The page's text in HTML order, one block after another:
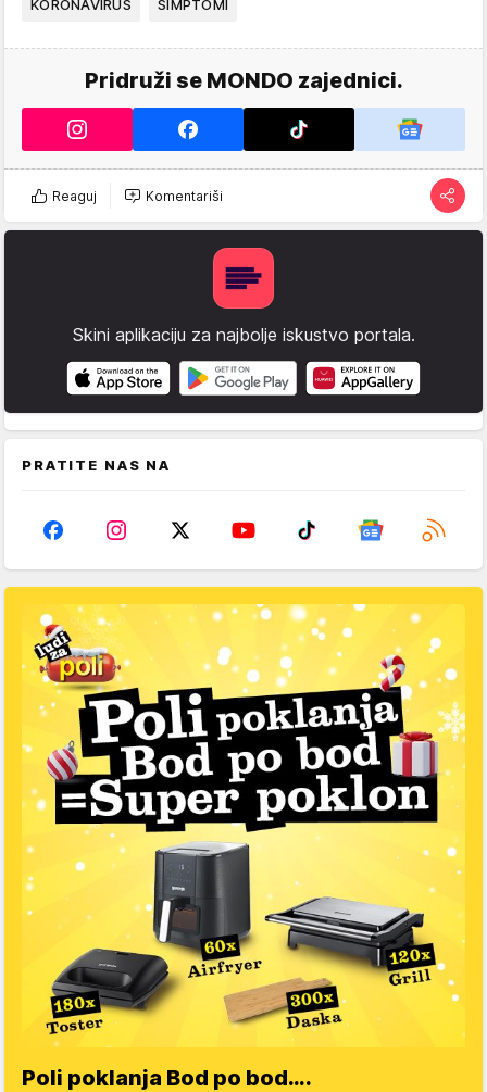
KORONAVIRUS SIMPTOMI
Pridruži se MONDO zajednici.
Reaguj Komentariši
Skini aplikaciju za najbolje iskustvo portala.
PRATITE NAS NA
Poli poklanja Bod po bod….